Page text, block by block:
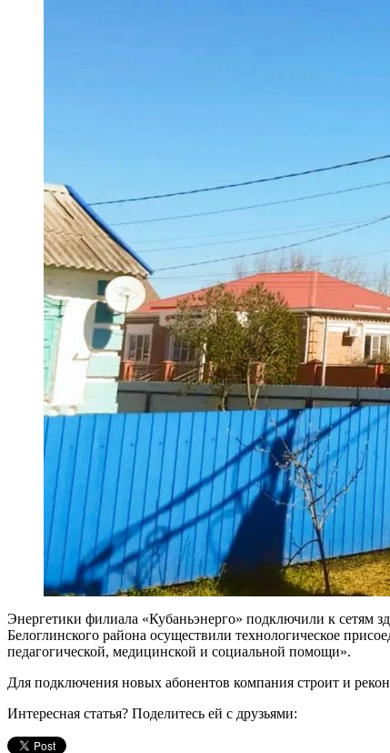
Энергетики филиала «Кубаньэнерго» подключили к сетям
Белоглинского района осуществили технологическое
педагогической, медицинской и социальной помощи».
Для подключения новых абонентов компания строит и
Интересная статья? Поделитесь ей с друзьями: